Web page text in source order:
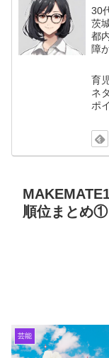
30
茨
都
障
育
ネ
ポ
順位まとめ①
芸能